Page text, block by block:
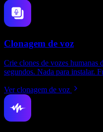
Clonagem de voz
Crie clones de vozes humanas
segundos. Nada para instalar.
Ver clonagem de voz